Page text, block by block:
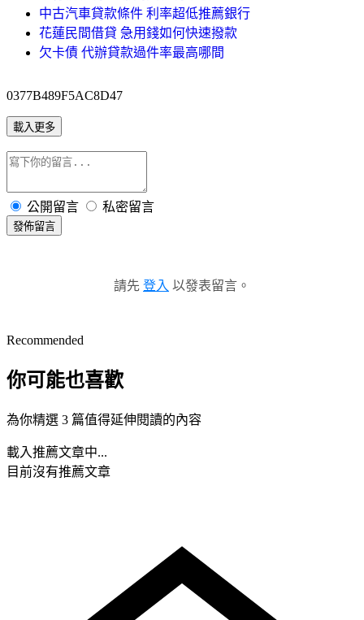
中古汽車貸款條件 利率超低推薦銀行
花蓮民間借貸 急用錢如何快速撥款
欠卡債 代辦貸款過件率最高哪間
0377B489F5AC8D47
載入更多
公開留言 私密留言
發佈留言
請先 登入 以發表留言。
Recommended
你可能也喜歡
為你精選 3 篇值得延伸閱讀的內容
載入推薦文章中...
目前沒有推薦文章